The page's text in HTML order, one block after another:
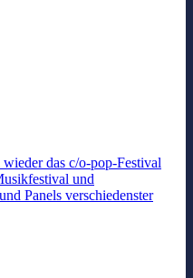
das c/o-pop-Festival
und
Panels verschiedenster